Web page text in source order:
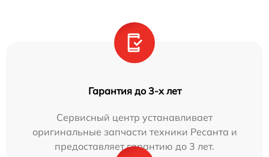
Гарантия до 3-х лет
Сервисный центр устанавливает
оригинальные запчасти техники Ресанта и
предоставляет гарантию до 3 лет.